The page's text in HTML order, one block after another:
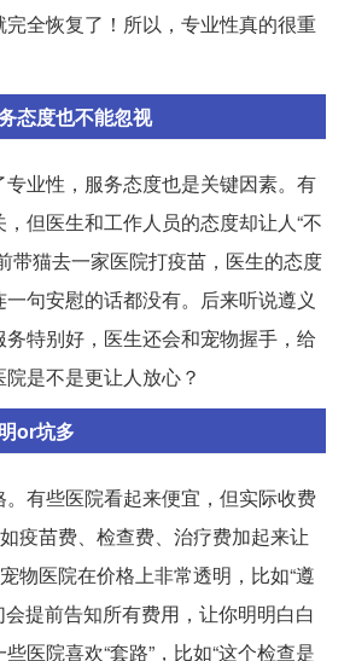
全恢复了！所以，专业性真的很重
态度也不能忽视
业性，服务态度也是关键因素。有
但医生和工作人员的态度却让人“不
带猫去一家医院打疫苗，医生的态度
句安慰的话都没有。后来听说遵义
特别好，医生还会和宠物握手，给
是不是更让人放心？
or坑多
有些医院看起来便宜，但实际收费
疫苗费、检查费、治疗费加起来让
物医院在价格上非常透明，比如“遵
会提前告知所有费用，让你明明白白
医院喜欢“套路”，比如“这个检查是